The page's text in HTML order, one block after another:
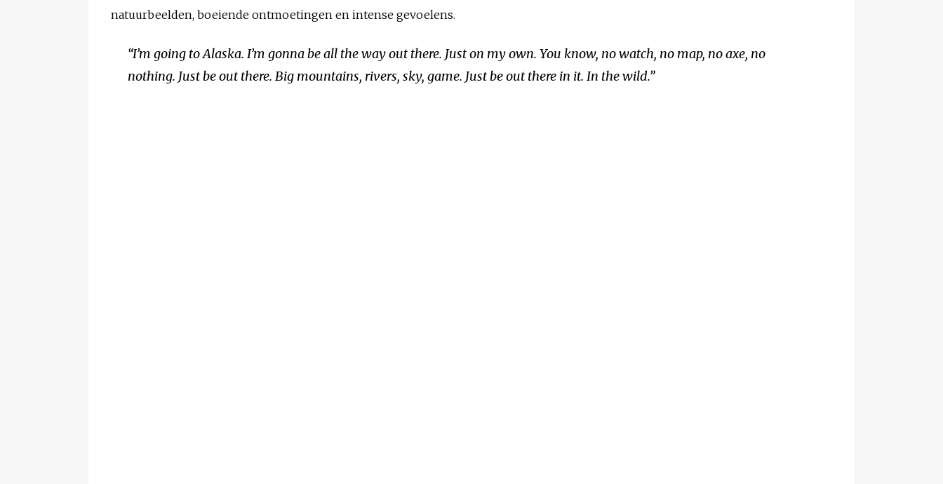
natuurbeelden, boeiende ontmoetingen en intense gevoelens.
“I’m going to Alaska. I’m gonna be all the way out there. Just on my own. You know, no watch, no map, no axe, no
nothing. Just be out there. Big mountains, rivers, sky, game. Just be out there in it. In the wild.”